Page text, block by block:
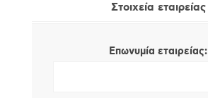
Στοιχεία εταιρείας
Επωνυμία εταιρείας: